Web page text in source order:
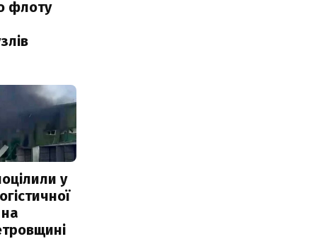
флоту
у